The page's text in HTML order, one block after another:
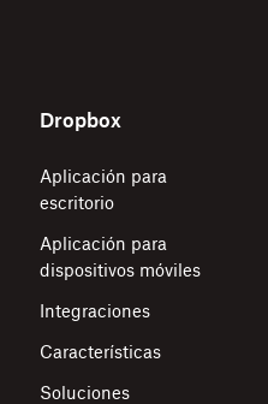
Dropbox
Aplicación para
escritorio
Aplicación para
dispositivos móviles
Integraciones
Características
Soluciones